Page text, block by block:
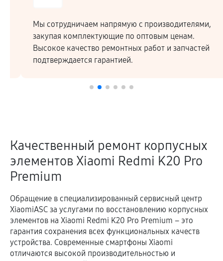
Мы сотрудничаем напрямую c производителями,
закупая комплектующие по оптовым ценам.
Высокое качество ремонтных работ и запчастей
подтверждается гарантией.
Качественный ремонт корпусных
элементов Xiaomi Redmi K20 Pro
Premium
Обращение в специализированный сервисный центр
XiaomiASC за услугами по восстановлению корпусных
элементов на Xiaomi Redmi K20 Pro Premium – это
гарантия сохранения всех функциональных качеств
устройства. Современные смартфоны Xiaomi
отличаются высокой производительностью и